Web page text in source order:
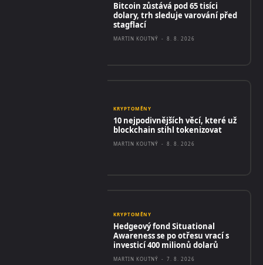
Bitcoin zůstává pod 65 tisíci
dolary, trh sleduje varování před
stagflací
MARTIN KOUTNÝ - 8. 8. 2026
KRYPTOMĚNY
10 nejpodivnějších věcí, které už
blockchain stihl tokenizovat
MARTIN KOUTNÝ - 8. 8. 2026
KRYPTOMĚNY
Hedgeový fond Situational
Awareness se po otřesu vrací s
investicí 400 milionů dolarů
MARTIN KOUTNÝ - 7. 8. 2026